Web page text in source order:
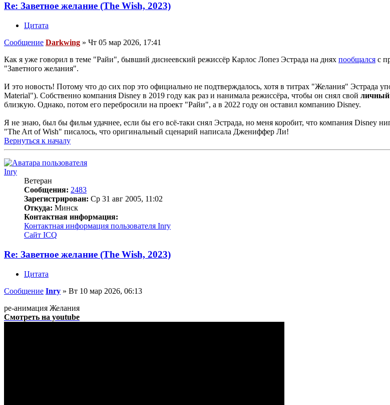
Re: Заветное желание (The Wish, 2023)
Цитата
Сообщение Darkwing » Чт 05 мар 2026, 17:41
Как я уже говорил в теме "Райи", бывший диснеевский режиссёр Карлос Лопез Эстрада на днях пообщался с
"Заветного желания".
И это новость! Потому что до сих пор это официально не подтверждалось, хотя в титрах "Желания"
Material"). Собственно компания Disney в 2019 году как раз и нанимала режиссёра, чтобы он снял свой личный
близкую. Однако, потом его перебросили на проект "Райи", а в 2022 году он оставил компанию Disney.
Я не знаю, был бы фильм удачнее, если бы его всё-таки снял Эстрада, но меня коробит, что компания Disney
"The Art of Wish" писалось, что оригинальный сценарий написала Джениффер Ли!
Вернуться к началу
Inry
Ветеран
Сообщения: 2483
Зарегистрирован: Ср 31 авг 2005, 11:02
Откуда: Минск
Контактная информация:
Контактная информация пользователя Inry
Сайт ICQ
Re: Заветное желание (The Wish, 2023)
Цитата
Сообщение Inry » Вт 10 мар 2026, 06:13
ре-анимация Желания
Смотреть на youtube